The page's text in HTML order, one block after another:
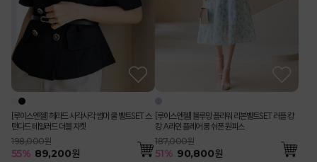
[루이스엔젤] 헤라드 사각사각 썸머 쿨 벨트SET 스
탠다드 테일러드 더블 자켓
198,000원
55% 89,200원
[루이스엔젤] 블루밍 플라워 리본벨트SET 러플 캉
캉 A라인 플레어 롱 쉬폰 원피스
187,000원
51% 90,800원